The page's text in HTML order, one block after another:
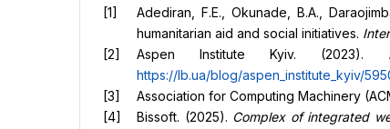
Adediran, F.E., Okunade, B.A.,
humanitarian aid and social initiatives.
Aspen Institute Kyiv. (2023).
https://lb.ua/blog/aspen_institute_kyiv/
Association for Computing Machinery
Bissoft. (2025). Complex of integrated